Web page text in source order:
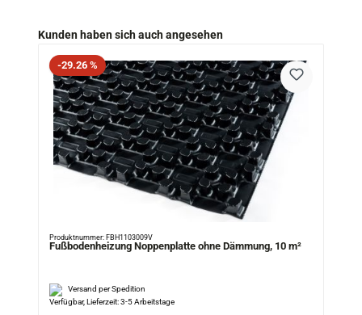
Produktgalerie überspringen
Kunden haben sich auch angesehen
Rabatt
-29.26 %
Produktnummer: FBH1103009V
Fußbodenheizung Noppenplatte ohne Dämmung, 10 m²
Versand per Spedition
Verfügbar, Lieferzeit: 3-5 Arbeitstage